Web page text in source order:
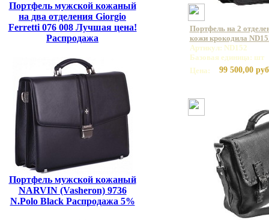
Портфель мужской кожаный
на два отделения Giorgio
Ferretti 076 008 Лучшая цена!
Распродажа
Портфель мужской кожаный
NARVIN (Vasheron) 9736
N.Polo Black Распродажа 5%
Портфель на 2
кожи крокодила
Артикул: ND152
Базовая единица: шт
Цена:
99 500,00